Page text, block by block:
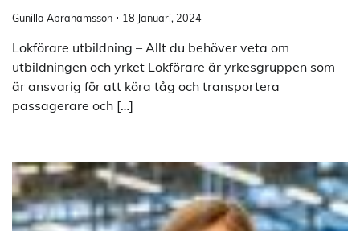
Gunilla Abrahamsson 18 Januari, 2024
Lokförare utbildning – Allt du behöver veta om
utbildningen och yrket Lokförare är yrkesgruppen som
är ansvarig för att köra tåg och transportera
passagerare och […]